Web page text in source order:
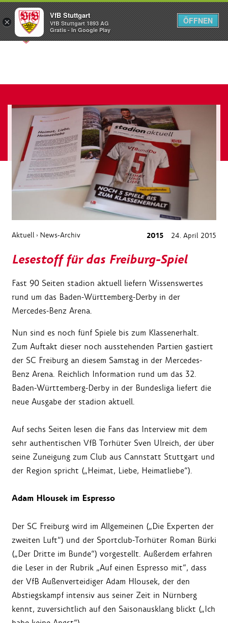
Menü
Aktuell › News-Archiv 2015 24. April 2015
Lesestoff für das Freiburg-Spiel
Fast 90 Seiten stadion aktuell liefern Wissenswertes
rund um das Baden-Württemberg-Derby in der
Mercedes-Benz Arena.
Nun sind es noch fünf Spiele bis zum Klassenerhalt.
Zum Auftakt dieser noch ausstehenden Partien gastiert
der SC Freiburg an diesem Samstag in der Mercedes-
Benz Arena. Reichlich Information rund um das 32.
Baden-Württemberg-Derby in der Bundesliga liefert die
neue Ausgabe der stadion aktuell.
Auf sechs Seiten lesen die Fans das Interview mit dem
sehr authentischen VfB Torhüter Sven Ulreich, der über
seine Zuneigung zum Club aus Cannstatt Stuttgart und
der Region spricht („Heimat, Liebe, Heimatliebe“).
Adam Hlousek im Espresso
Der SC Freiburg wird im Allgemeinen („Die Experten der
zweiten Luft“) und der Sportclub-Torhüter Roman Bürki
(„Der Dritte im Bunde“) vorgestellt. Außerdem erfahren
die Leser in der Rubrik „Auf einen Espresso mit“, dass
der VfB Außenverteidiger Adam Hlousek, der den
Abstiegskampf intensiv aus seiner Zeit in Nürnberg
kennt, zuversichtlich auf den Saisonausklang blickt („Ich
×
VfB Stuttgart
VfB Stuttgart 1893 AG
Gratis - In Google Play
ÖFFNEN